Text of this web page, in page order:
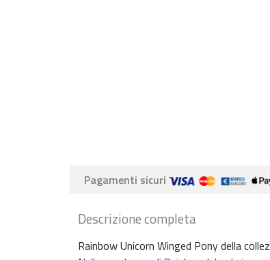
Pagamenti sicuri
Descrizione completa
Rainbow Unicorn Winged Pony della